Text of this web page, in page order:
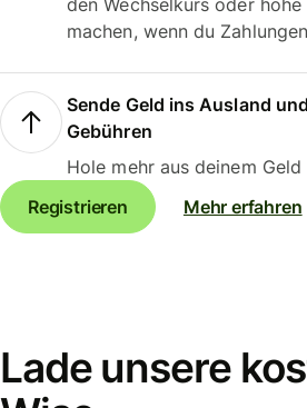
den Wechselkurs oder
machen, wenn du
Sende Geld ins Ausland
Gebühren
Hole mehr aus deinem
Registrieren
Mehr erfahren
Lade unsere